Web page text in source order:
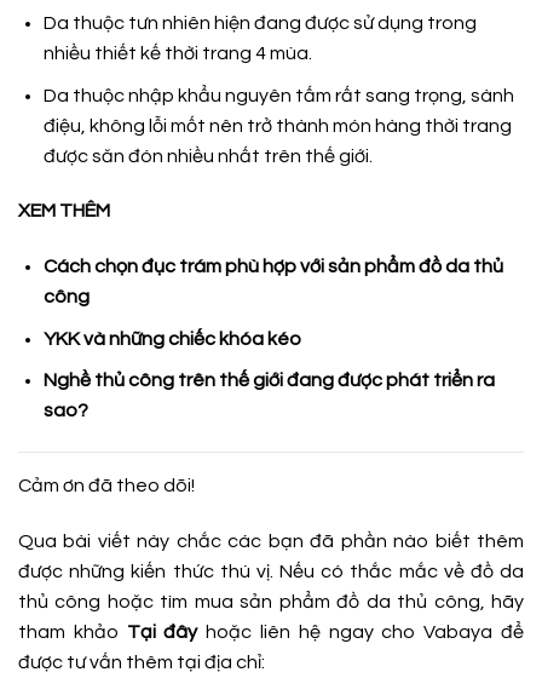
Da thuộc tưn nhiên hiện đang được sử dụng trong
nhiều thiết kế thời trang 4 mùa.
Da thuộc nhập khẩu nguyên tấm rất sang trọng, sành
điệu, không lỗi mốt nên trở thành món hàng thời trang
được săn đón nhiều nhất trên thế giới.
XEM THÊM
Cách chọn đục trám phù hợp với sản phẩm đồ da thủ
công
YKK và những chiếc khóa kéo
Nghề thủ công trên thế giới đang được phát triển ra
sao?
Cảm ơn đã theo dõi!
Qua bài viết này chắc các bạn đã phần nào biết thêm
được những kiến thức thú vị. Nếu có thắc mắc về đồ da
thủ công hoặc tìm mua sản phẩm đồ da thủ công, hãy
tham khảo Tại đâyhoặc liên hệ ngay cho Vabaya để
được tư vấn thêm tại địa chỉ: